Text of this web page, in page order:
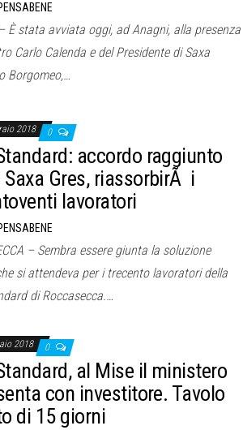
È stata avviata oggi, ad Anagni, alla presenza
Carlo Calenda e del Presidente di Saxa
Borgomeo,…
2018 0
accordo raggiunto
Saxa Gres, riassorbirÃ i
lavoratori
– Sembra essere giunta la soluzione
si attendeva per i trecento lavoratori della
di Roccasecca.…
2018 0
al Mise il ministero
con investitore. Tavolo
di 15 giorni